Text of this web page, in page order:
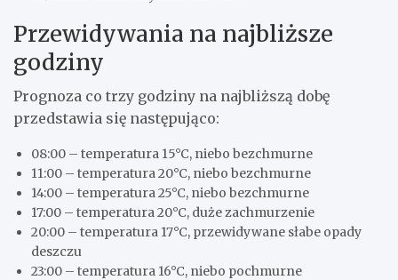
Przewidywania na najbliższe
godziny
Prognoza co trzy godziny na najbliższą dobę
przedstawia się następująco:
08:00 – temperatura 15°C, niebo bezchmurne
11:00 – temperatura 20°C, niebo bezchmurne
14:00 – temperatura 25°C, niebo bezchmurne
17:00 – temperatura 20°C, duże zachmurzenie
20:00 – temperatura 17°C, przewidywane słabe opady
deszczu
23:00 – temperatura 16°C, niebo pochmurne